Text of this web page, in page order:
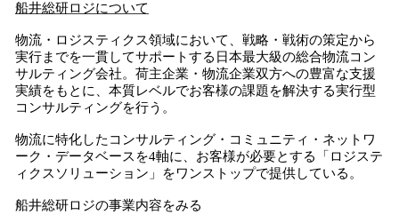
船井総研ロジについて
物流・ロジスティクス領域において、戦略・戦術の策定から
実行までを一貫してサポートする日本最大級の総合物流コン
サルティング会社。荷主企業・物流企業双方への豊富な支援
実績をもとに、本質レベルでお客様の課題を解決する実行型
コンサルティングを行う。
物流に特化したコンサルティング・コミュニティ・ネットワ
ーク・データベースを4軸に、お客様が必要とする「ロジステ
ィクスソリューション」をワンストップで提供している。
船井総研ロジの事業内容をみる